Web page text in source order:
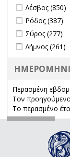
Apply Λέσβος
Λέσβος (850)
Apply Ρόδος filter
Ρόδος (387)
Apply Σύρος filter
Σύρος (277)
Apply Λήμνος
Λήμνος (261)
Περασμένη
Τον
Το περασμένο